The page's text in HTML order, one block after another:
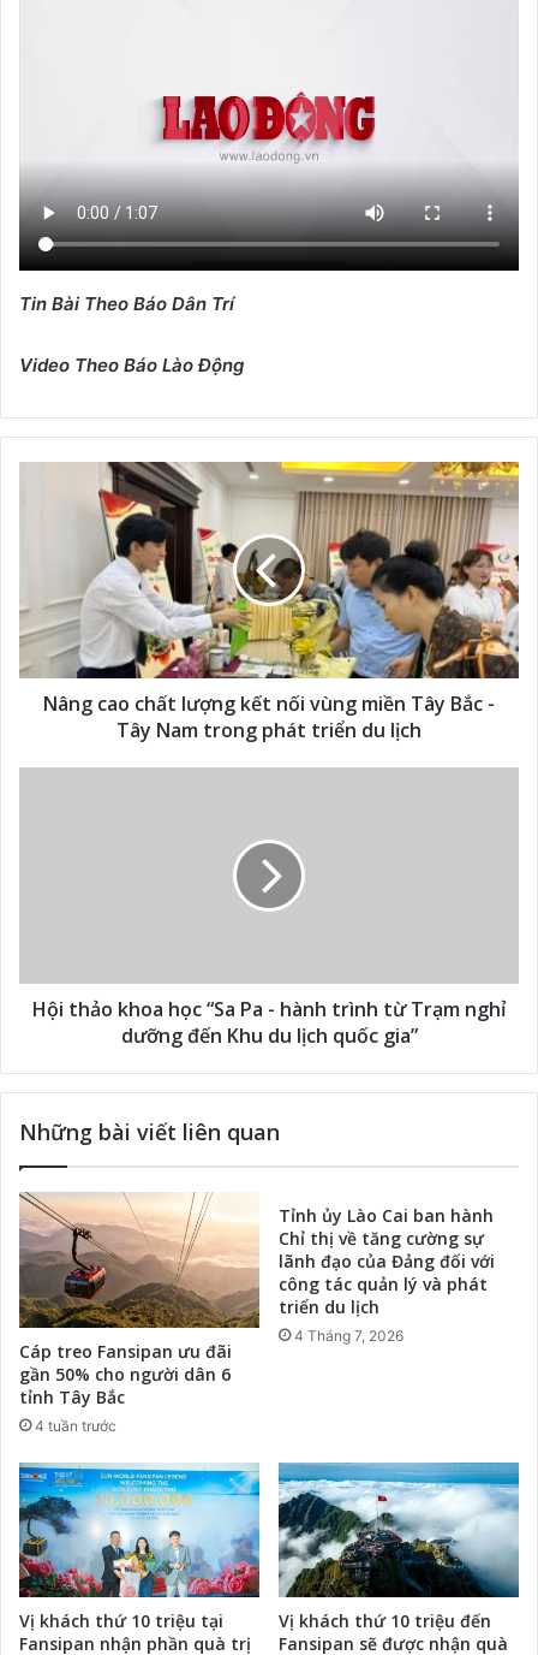
Tin Bài Theo Báo Dân Trí
Video Theo Báo Lào Động
Nâng cao chất lượng kết nối vùng miền Tây Bắc -
Tây Nam trong phát triển du lịch
Hội thảo khoa học “Sa Pa - hành trình từ Trạm nghỉ
dưỡng đến Khu du lịch quốc gia”
Những bài viết liên quan
Cáp treo Fansipan ưu đãi
gần 50% cho người dân 6
tỉnh Tây Bắc
4 tuần trước
Tỉnh ủy Lào Cai ban hành
Chỉ thị về tăng cường sự
lãnh đạo của Đảng đối với
công tác quản lý và phát
triển du lịch
4 Tháng 7, 2026
Vị khách thứ 10 triệu tại
Fansipan nhận phần quà trị
Vị khách thứ 10 triệu đến
Fansipan sẽ được nhận quà